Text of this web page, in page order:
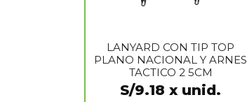
LANYARD CON TIP TOP
PLANO NACIONAL Y ARNES
TACTICO 2 5CM
S/9.18 x unid.